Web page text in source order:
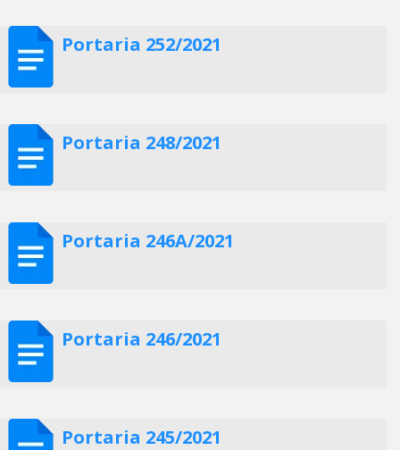
Portaria 252/2021
Portaria 248/2021
Portaria 246A/2021
Portaria 246/2021
Portaria 245/2021